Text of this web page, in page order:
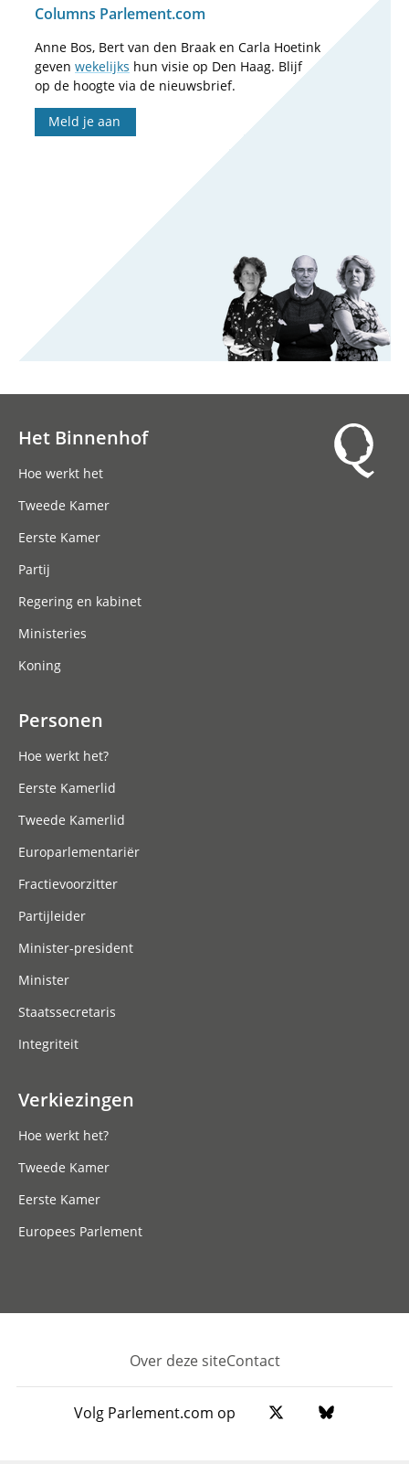
Columns Parlement.com
Anne Bos, Bert van den Braak en Carla Hoetink
geven wekelijks hun visie op Den Haag. Blijf
op de hoogte via de nieuwsbrief.
Meld je aan
Het Binnenhof
Hoe werkt het
Tweede Kamer
Eerste Kamer
Partij
Regering en kabinet
Ministeries
Koning
Personen
Hoe werkt het?
Eerste Kamerlid
Tweede Kamerlid
Europarlementariër
Fractievoorzitter
Partijleider
Minister-president
Minister
Staatssecretaris
Integriteit
Verkiezingen
Hoe werkt het?
Tweede Kamer
Eerste Kamer
Europees Parlement
Footer
Over deze siteContact
Volg Parlement.com op